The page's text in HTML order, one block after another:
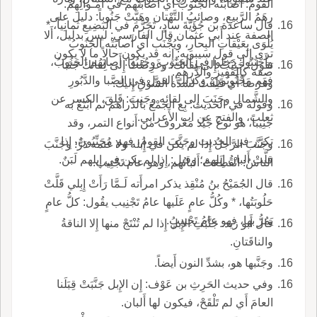
رِهَمُ الرَّبِيعِ، وصائبُ التَّهْتان وهَبَّتْ جَنُوباً: دليل على
الصفة عند أَبي عثمان قال الفارسي: ليس بدليل، أَلا
ترى إِلى قول سيبويه: إِنه قد يكون حالاً ما لا يكون
صفة كالقَفِيز والدِّرهم.
القومُ: أَصابَتْه الجَنُوبُ أَي أَصابَتْهم في أَمـْوالِهِمْ.
قال ساعدة بن جُؤَيَّةَ سادٍ، تَجَرَّمَ في البَضِيعِ ثَمانِياً، *
يُلْوَى بِعَيْقاتِ البِحارِ، ويُجْنَب أَي أَصابَتْه الجَنُوبُ
وأَجْنَبُوا: دَخلوا في الجَنُوبِ وجُنِبُوا: أَصابَهُم الجَنُوبُ،
فهم مَجْنُوبُونَ، وكذلك القول في الصَّبا والدَّبُورِ
والشَّمالِ وجَنَبَ إِلى لِقائِه وجَنِبَ: قَلِقَ، الكسر عن
ثعلب، والفتح عن اب الأَعرابي.
تقول: جَنِبْتُ إِلى لِقائكَ، وغَرِضْتُ إِلى لِقائكَ جَنَبا
وغَرَضاً أَي قَلِقْتُ لشدَّة الشَّوْقِ إِليك.
وقوله في الحديث: بِع الجَمْعَ بالدَّراهم ثم ابْتَعْ به
جَنِيباً، هو نوع جَيِّد مَعْروف من أَنواع التمر، وقد
تكرَّر في الحديث وجَنَّبَ القومُ، فهم مُجَنِّبُونَ، إِذا
قلَّتْ أَلبانُ إِبلهم؛ وقيل: إِذا لم يكن في إِبلهم لَبَنٌ.
وجَنَّبَ الرَّجلُ إِذا لم يكن في إِبله ولا غنمه دَرٌّ: وجَنَّبَ
الناسُ: انْقَطَعَتْ أَلبانُهم، وهو عام تَجْنِيب.
قال الجُمَيْحُ بنُ مُنْقِذ يذكر امرأَته لَـمَّا رَأَتْ إِبِلي قَلَّتْ
حَلُوبَتُها، * وكُلُّ عامٍ عَلَيها عامُ تَجْنِيب يقُول: كلُّ عامٍ
يَمُرُّ بها، فهو عامُ تَجْنِيبٍ.
قال أَبو زيد: جَنَّبَتِ الإِبلُ إِذا لم تُنْتَجْ منها إِلا الناقةُ
والناقَتانِ.
وجَنَّبها هو، بشدِّ النون أَيضاً.
وفي حديث الحَرِثِ بن عَوْف: إِن الإِبل جَنَّبَتْ قِبَلَنا
العامَ أَي لم تَلْقَحْ، فيكون لها أَلبان.